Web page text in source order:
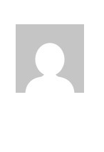
pp